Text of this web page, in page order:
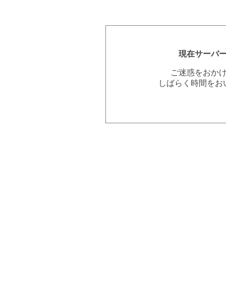
現在サーバ
ご迷惑をおか
しばらく時間を